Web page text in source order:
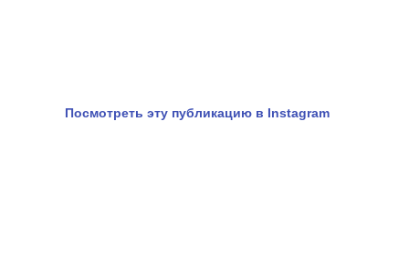
Посмотреть эту публикацию в Instagram